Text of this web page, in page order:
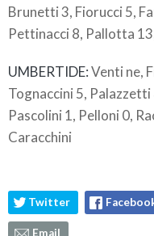
Brunetti 3, Fiorucci 5,
Pettinacci 8, Pallotta
UMBERTIDE:Venti ne,
Tognaccini 5,
Pascolini 1, Pelloni 0,
Caracchini
Twitter
Email